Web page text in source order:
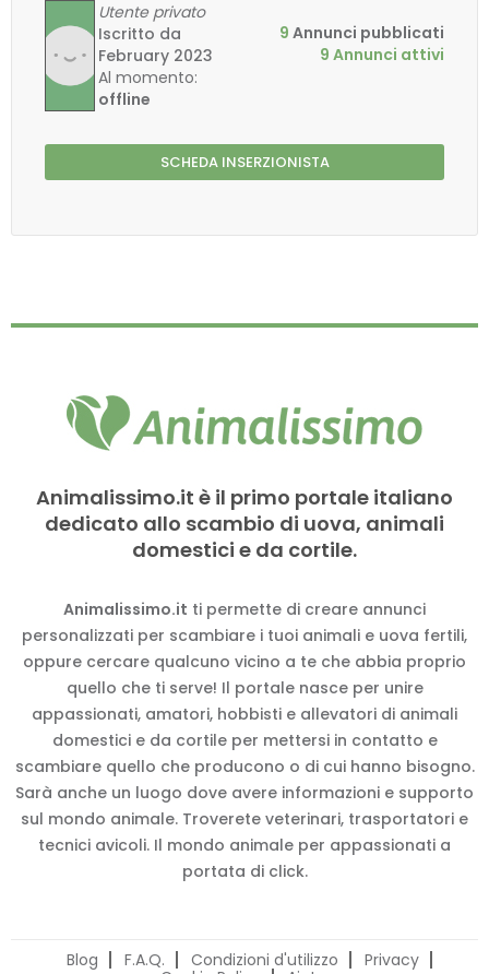
Utente privato
Iscritto da
February 2023
Al momento:
offline
9 Annunci pubblicati
9 Annunci attivi
SCHEDA INSERZIONISTA
Animalissimo.it è il primo portale italiano
dedicato allo scambio di uova, animali
domestici e da cortile.
Animalissimo.it ti permette di creare annunci
personalizzati per scambiare i tuoi animali e uova fertili,
oppure cercare qualcuno vicino a te che abbia proprio
quello che ti serve! Il portale nasce per unire
appassionati, amatori, hobbisti e allevatori di animali
domestici e da cortile per mettersi in contatto e
scambiare quello che producono o di cui hanno bisogno.
Sarà anche un luogo dove avere informazioni e supporto
sul mondo animale. Troverete veterinari, trasportatori e
tecnici avicoli. Il mondo animale per appassionati a
portata di click.
Blog F.A.Q. Condizioni d'utilizzo
Privacy